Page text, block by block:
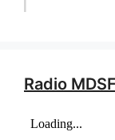
Radio